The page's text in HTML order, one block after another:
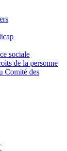
sociale
de la personne
Comité des